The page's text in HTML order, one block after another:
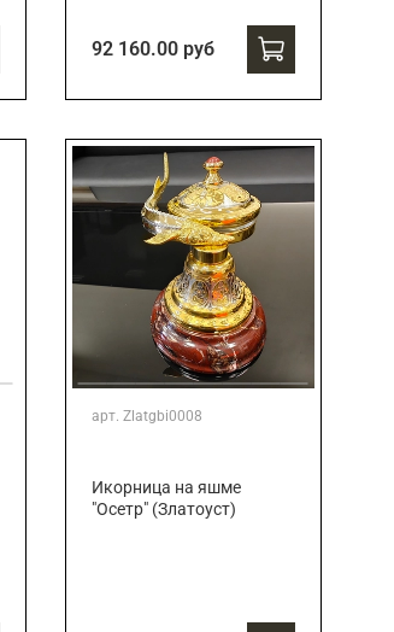
92 160.00 руб
арт. Zlatgbi0008
Икорница на яшме
"Осетр" (Златоуст)